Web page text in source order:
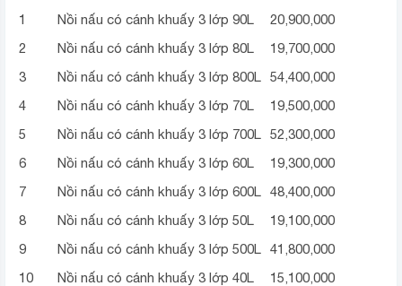
1 Nồi nấu có cánh khuấy 3 lớp 90L
20,900,000
2
Nồi nấu có cánh khuấy 3 lớp 80L
19,700,000
3
Nồi nấu có cánh khuấy 3 lớp 800L 54,400,000
4
Nồi nấu có cánh khuấy 3 lớp 70L
19,500,000
5
Nồi nấu có cánh khuấy 3 lớp 700L 52,300,000
6
Nồi nấu có cánh khuấy 3 lớp 60L
19,300,000
7
Nồi nấu có cánh khuấy 3 lớp 600L 48,400,000
8
Nồi nấu có cánh khuấy 3 lớp 50L
19,100,000
9
Nồi nấu có cánh khuấy 3 lớp 500L 41,800,000
10
Nồi nấu có cánh khuấy 3 lớp 40L
15,100,000